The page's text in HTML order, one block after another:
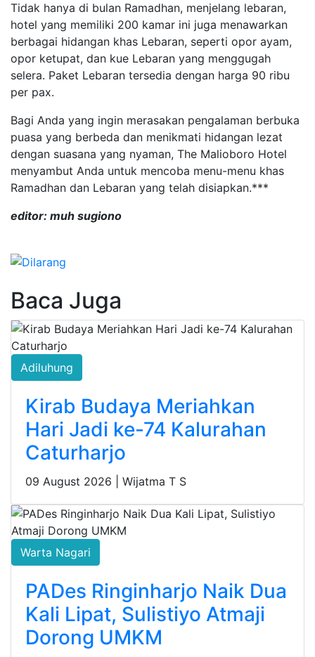
Tidak hanya di bulan Ramadhan, menjelang lebaran,
hotel yang memiliki 200 kamar ini juga menawarkan
berbagai hidangan khas Lebaran, seperti opor ayam,
opor ketupat, dan kue Lebaran yang menggugah
selera. Paket Lebaran tersedia dengan harga 90 ribu
per pax.
Bagi Anda yang ingin merasakan pengalaman berbuka
puasa yang berbeda dan menikmati hidangan lezat
dengan suasana yang nyaman, The Malioboro Hotel
menyambut Anda untuk mencoba menu-menu khas
Ramadhan dan Lebaran yang telah disiapkan.***
editor: muh sugiono
Baca Juga
Adiluhung
Kirab Budaya Meriahkan
Hari Jadi ke-74 Kalurahan
Caturharjo
09 August 2026 | Wijatma T S
Warta Nagari
PADes Ringinharjo Naik Dua
Kali Lipat, Sulistiyo Atmaji
Dorong UMKM